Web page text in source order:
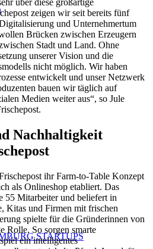
STARTUPS
über diese großartige
zeigen wir seit bereits fünf
und Unternehmertum
Brücken zwischen Erzeugern
Stadt und Land. Ohne
unserer Vision und die
nicht möglich. Wir haben
entwickelt und unser Netzwerk
bauen wir täglich auf
Medien weiter aus“, so Jule
Nachhaltigkeit
ihr Farm-to-Table Konzept
als Onlineshop etabliert. Das
55 Mitarbeiter und beliefert in
Kitas und Firmen mit frischen
spielte für die Grün­derinnen von
Rolle. So sorgen smarte
ein intel­ligentes